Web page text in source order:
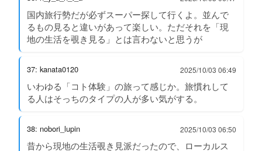
国内旅行勢だが必ずスーパー探して行くよ。並んで
るもの見ると違いがあって楽しい。ただそれを「現
地の生活を覗き見る」とは言わないと思うが
37: kanata0120 2025/10/03 06:49
いわゆる「コト体験」の旅って感じか。旅慣れして
る人はそっちのタイプの人が多い気がする。
38: nobori_lupin 2025/10/03 06:50
昔から現地の生活覗き見派だったので、ローカルス